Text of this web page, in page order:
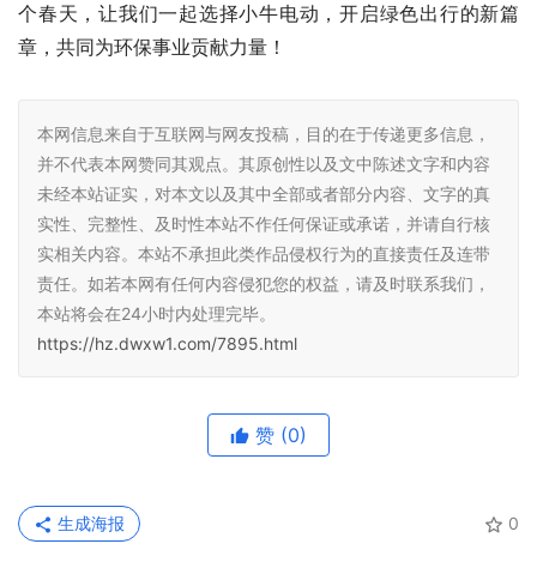
个春天，让我们一起选择小牛电动，开启绿色出行的新篇
章，共同为环保事业贡献力量！
本网信息来自于互联网与网友投稿，目的在于传递更多信息，
并不代表本网赞同其观点。其原创性以及文中陈述文字和内容
未经本站证实，对本文以及其中全部或者部分内容、文字的真
实性、完整性、及时性本站不作任何保证或承诺，并请自行核
实相关内容。本站不承担此类作品侵权行为的直接责任及连带
责任。如若本网有任何内容侵犯您的权益，请及时联系我们，
本站将会在24小时内处理完毕。
https://hz.dwxw1.com/7895.html
赞 (0)
0
生成海报